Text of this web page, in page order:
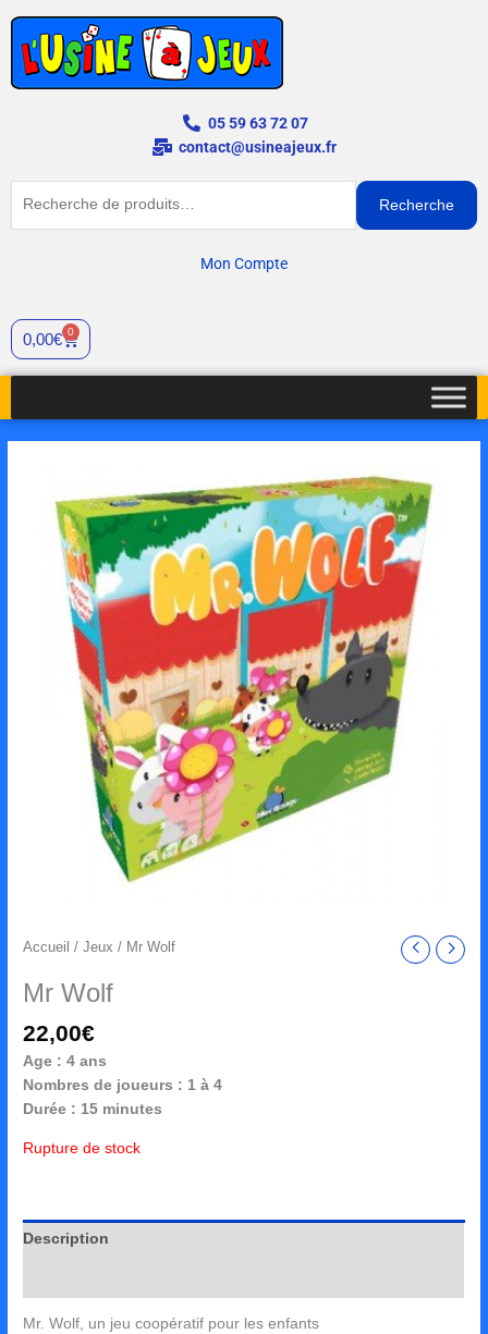
contenu
05 59 63 72 07
contact@usineajeux.fr
Recherche
Mon Compte
0,00€ 0
Cart
Accueil /Jeux / Mr Wolf
Mr Wolf
22,00€
Age : 4 ans
Nombres de joueurs : 1 à 4
Durée : 15 minutes
Rupture de stock
Description
Mr. Wolf, un jeu coopératif pour les enfants